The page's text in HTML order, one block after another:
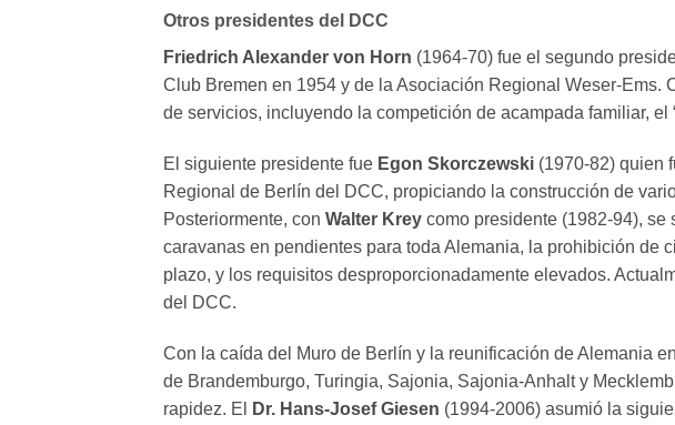
Otros presidentes del DCC
Friedrich Alexander von Horn (1964-70) fue el segundo
Club Bremen en 1954 y de la Asociación Regional Weser-Ems.
de servicios, incluyendo la competición de acampada familiar, el
El siguiente presidente fue Egon Skorczewski (1970-82) quien
Regional de Berlín del DCC, propiciando la construcción de
Posteriormente, con Walter Krey como presidente (1982-94),
caravanas en pendientes para toda Alemania, la prohibición de
plazo, y los requisitos desproporcionadamente elevados.
del DCC.
Con la caída del Muro de Berlín y la reunificación de Alemania
de Brandemburgo, Turingia, Sajonia, Sajonia-Anhalt y
rapidez. El
Dr. Hans-Josef Giesen (1994-2006) asumió la